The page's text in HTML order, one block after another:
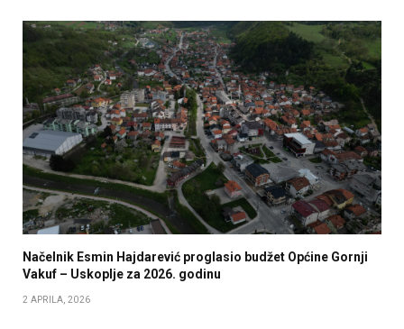
Načelnik Esmin Hajdarević proglasio budžet Općine Gornji
Vakuf – Uskoplje za 2026. godinu
2 APRILA, 2026